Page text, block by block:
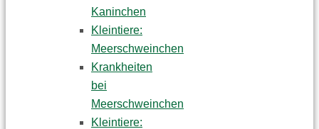
Kaninchen
Kleintiere:
Meerschweinchen
Krankheiten
bei
Meerschweinchen
Kleintiere: